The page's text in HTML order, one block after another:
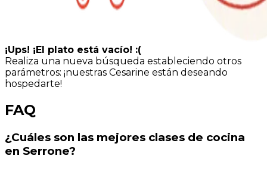
¡Ups! ¡El plato está vacío! :(
Realiza una nueva búsqueda estableciendo otros
parámetros: ¡nuestras Cesarine están deseando
hospedarte!
FAQ
¿Cuáles son las mejores clases de cocina
en Serrone?